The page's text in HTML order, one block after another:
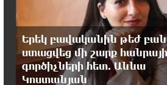
ընդդիմության
պայքարում տուժում է միայն ու միայն
քաղաքացին. Աննա Կոստանյան
20:49:35 7-08-2026
Փրկարարները
Երեկ բավականին թեժ
ստացվեց մի շարք
գործիչների հետ. Աննա
Կոստանյան